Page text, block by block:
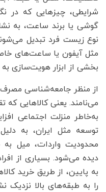
شرایطی، چیزهایی که در
گوشی یا برند ساعت، به
نوع زیست فرد تبدیل
مثل آیفون یا ساعت‌های
بخشی از ابزار هویت‌سازی
از منظر جامعه‌شناسی مصرف،
می‌نامند. یعنی کالاهایی که
به‌خاطر منزلت اجتماعی
توسعه مثل ایران، به
محدودیت واردات، میل
دیده می‌شود. بسیاری از
به پایین، از طریق خرید
را به طبقه‌های بالا نزدیک